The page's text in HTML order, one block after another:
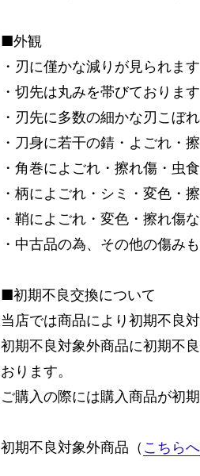
■外観
・刃に僅かな減りが見られます
・切先は丸みを帯びております
・刃先に多数の細かな刃こぼ
・刀身に若干の錆・よごれ・
・角巻によごれ・擦れ傷・虫
・柄によごれ・シミ・変色・
・鞘によごれ・変色・擦れ傷
・中古品の為、その他の傷み
■初期不良交換について
当店では商品により初期不良
初期不良対象外商品に初期不
おります。
ご購入の際には購入商品が初
初期不良対象外商品（ こちらへ